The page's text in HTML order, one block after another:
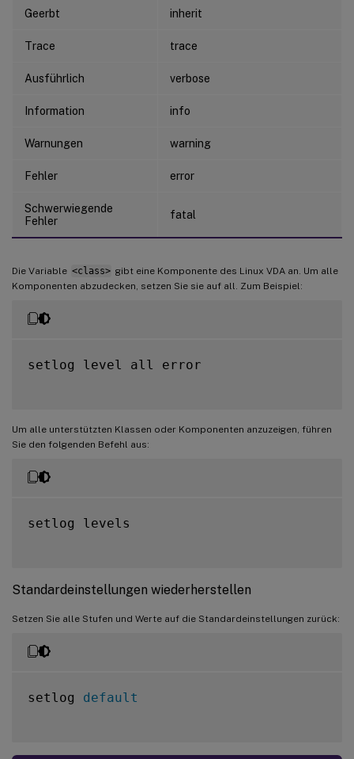
Geerbt inherit
Trace trace
Ausführlich verbose
Information info
Warnungen warning
Fehler error
Schwerwiegende
Fehler
fatal
Die Variable <class> gibt eine Komponente des Linux VDA an. Um alle
Komponenten abzudecken, setzen Sie sie auf all. Zum Beispiel:
setlog level all error
Um alle unterstützten Klassen oder Komponenten anzuzeigen, führen
Sie den folgenden Befehl aus:
setlog levels
Standardeinstellungen wiederherstellen
Setzen Sie alle Stufen und Werte auf die Standardeinstellungen zurück:
setlog default